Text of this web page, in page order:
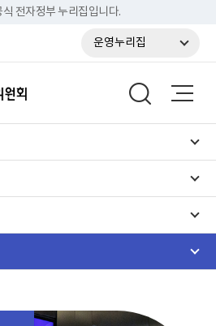
전자정부 누리집입니다.
운영누리집